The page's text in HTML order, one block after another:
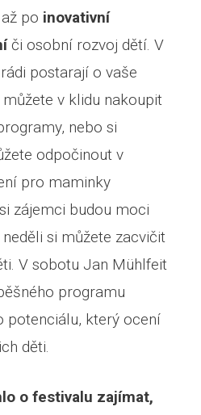
po inovativní
či osobní rozvoj dětí. V
postarají o vaše
v klidu nakoupit
nebo si
odpočinout v
pro maminky
zájemci budou moci
si můžete zacvičit
V sobotu Jan Mühlfeit
programu
potenciálu, který ocení
děti.
o festivalu zajímat,